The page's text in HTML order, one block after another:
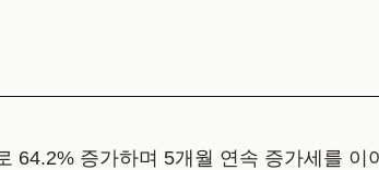
증가하며 5개월 연속 증가세를